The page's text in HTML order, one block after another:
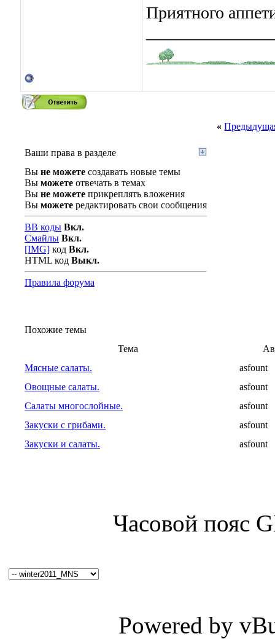
Приятного
«
Ваши права в разделе
Вы не можете создавать новые темы
Вы можете отвечать в темах
Вы не можете прикреплять вложения
Вы можете редактировать свои сообщения
BB коды Вкл.
Смайлы Вкл.
[IMG] код Вкл.
HTML код Выкл.
Правила форума
Похожие темы
Тема
Мясные салаты.
asfount
Овощные салаты.
asfount
Салаты многослойные.
asfount
Закуски с грибами.
asfount
Закуски и салаты.
asfount
Часовой пояс
Powered by